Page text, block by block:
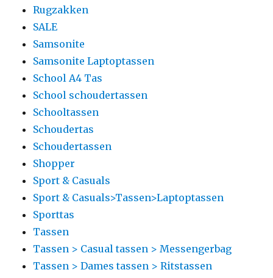
Rugzakken
SALE
Samsonite
Samsonite Laptoptassen
School A4 Tas
School schoudertassen
Schooltassen
Schoudertas
Schoudertassen
Shopper
Sport & Casuals
Sport & Casuals>Tassen>Laptoptassen
Sporttas
Tassen
Tassen > Casual tassen > Messengerbag
Tassen > Dames tassen > Ritstassen